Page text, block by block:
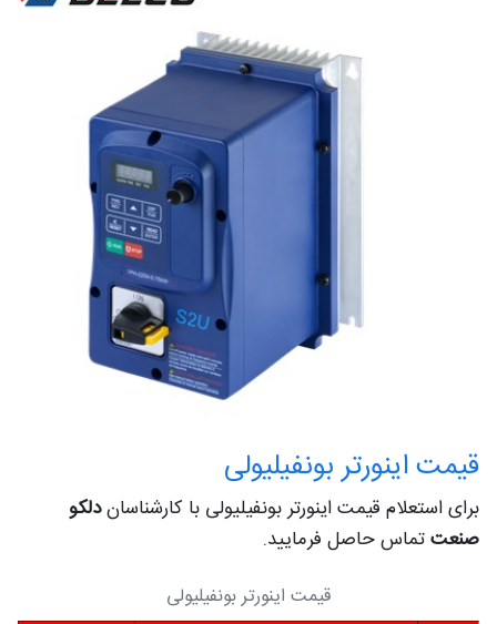
قیمت اینورتر بونفیلیولی
برای استعلام قیمت اینورتر بونفیلیولی با کارشناساندلکو
صنعتتماس حاصل فرمایید.
قیمت اینورتر بونفیلیولی